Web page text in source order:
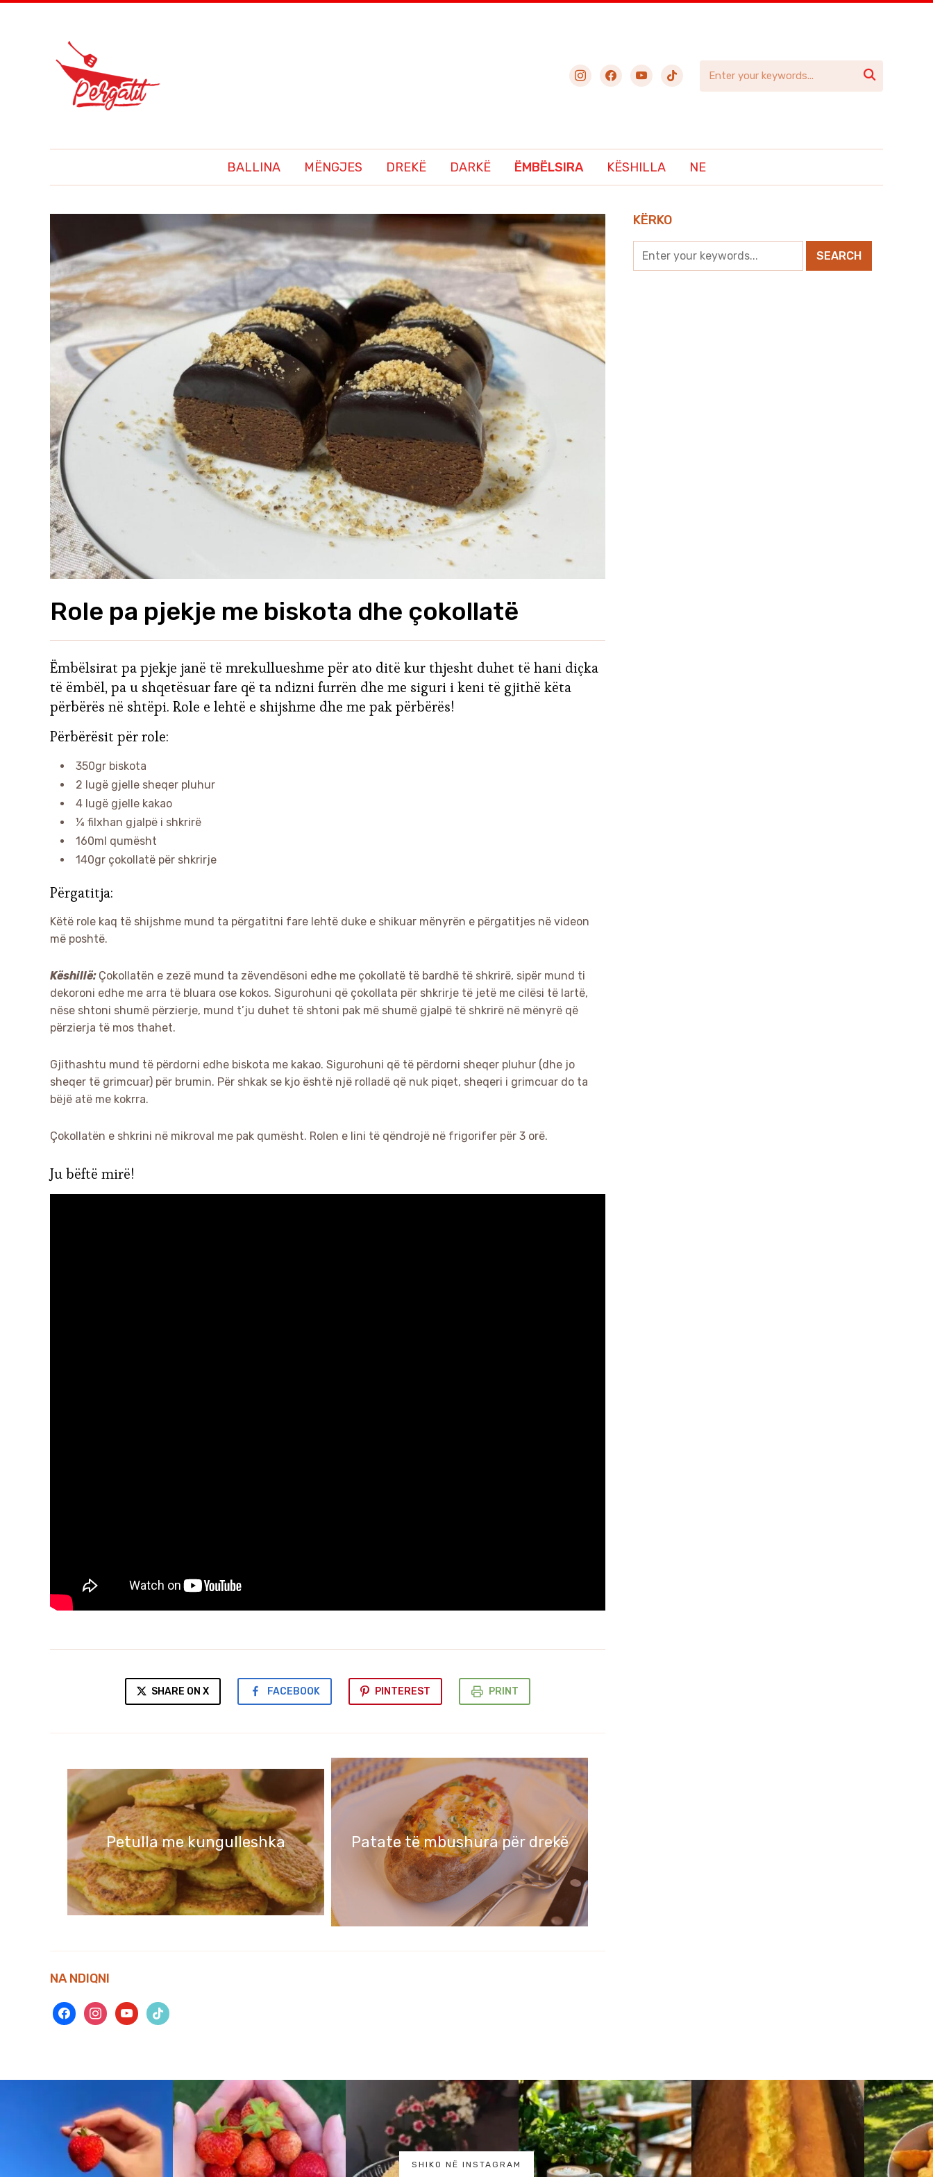
instagramfacebookyoutubetiktok 
BALLINA MËNGJES DREKË DARKË ËMBËLSIRA KËSHILLA NE
Role pa pjekje me biskota dhe çokollatë
Ëmbëlsirat pa pjekje janë të mrekullueshme për ato ditë kur thjesht duhet të hani diçka
të ëmbël, pa u shqetësuar fare që ta ndizni furrën dhe me siguri i keni të gjithë këta
përbërës në shtëpi. Role e lehtë e shijshme dhe me pak përbërës!
Përbërësit për role:
350gr biskota
2 lugë gjelle sheqer pluhur
4 lugë gjelle kakao
¼ filxhan gjalpë i shkrirë
160ml qumësht
140gr çokollatë për shkrirje
Përgatitja:
Këtë role kaq të shijshme mund ta përgatitni fare lehtë duke e shikuar mënyrën e përgatitjes në videon
më poshtë.
Këshillë: Çokollatën e zezë mund ta zëvendësoni edhe me çokollatë të bardhë të shkrirë, sipër mund ti
dekoroni edhe me arra të bluara ose kokos. Sigurohuni që çokollata për shkrirje të jetë me cilësi të lartë,
nëse shtoni shumë përzierje, mund t’ju duhet të shtoni pak më shumë gjalpë të shkrirë në mënyrë që
përzierja të mos thahet.
Gjithashtu mund të përdorni edhe biskota me kakao. Sigurohuni që të përdorni sheqer pluhur (dhe jo
sheqer të grimcuar) për brumin. Për shkak se kjo është një rolladë që nuk piqet, sheqeri i grimcuar do ta
bëjë atë me kokrra.
Çokollatën e shkrini në mikroval me pak qumësht. Rolen e lini të qëndrojë në frigorifer për 3 orë.
Ju bëftë mirë!
SHARE ON X FACEBOOK PINTEREST PRINT
Petulla me kungulleshka Patate të mbushura për drekë
NA NDIQNI
facebookinstagramyoutubetiktok
KËRKO
SHIKO NË INSTAGRAM